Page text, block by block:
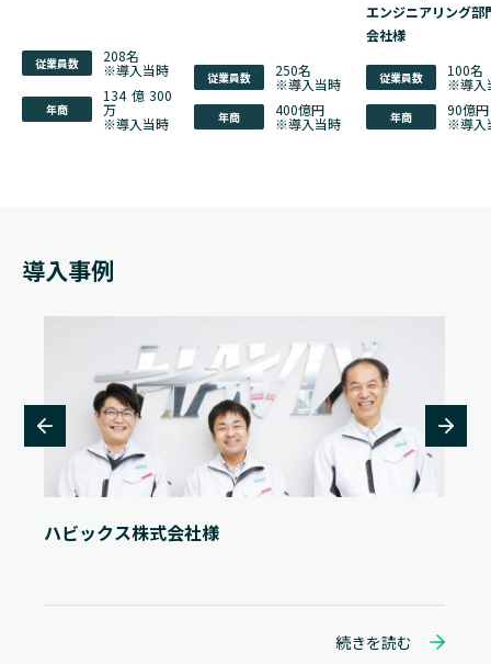
従業員数 208名
※導入当時
年商
134億300
万
※導入当時
従業員数 250名
※導入当時
年商 400億円
※導入当時
エンジニアリング部
会社様
従業員数 100名
※導入
年商 90億円
※導入
導入事例
ハビックス株式会社様
続きを読む